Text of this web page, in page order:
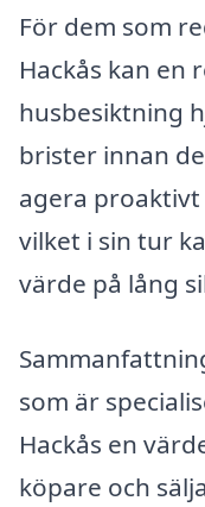
För dem som
Hackås kan en
husbesiktning
brister innan
agera
vilket i sin tur
värde på lång
som är
Hackås en
köpare och